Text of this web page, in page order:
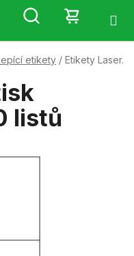
Hledat
KOŠÍK
etikety / Etikety Laser.
listů